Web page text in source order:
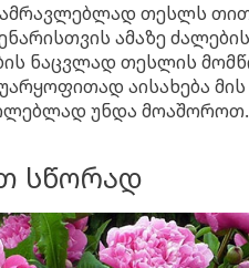
თესლს
ამაზე
ნაცვლად თესლის
აისახება
უნდა მოაშოროთ.
სწორად